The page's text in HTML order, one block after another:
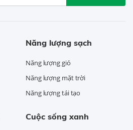
Năng lượng sạch
Năng lượng gió
Năng lượng mặt trời
Năng lượng tái tạo
Cuộc sống xanh